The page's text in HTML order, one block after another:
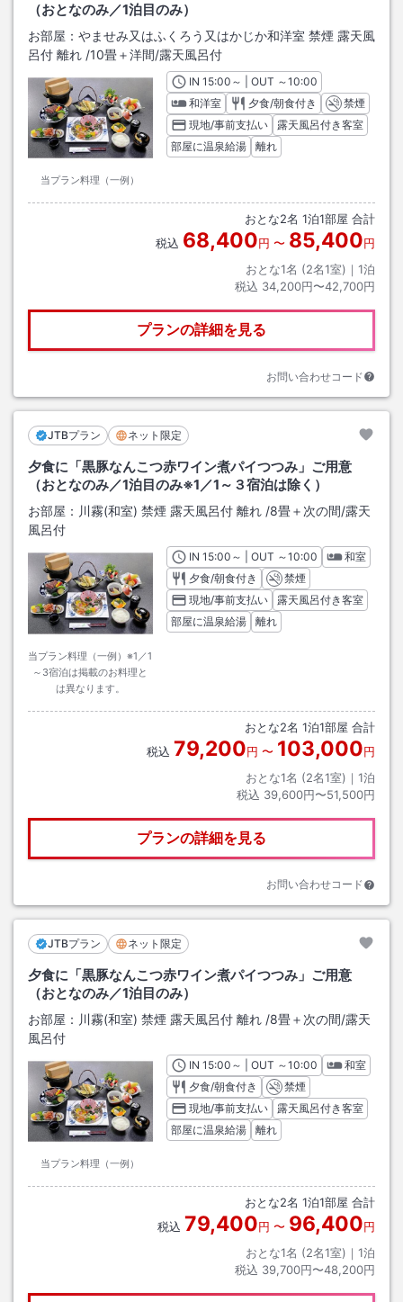
（おとなのみ／1泊目のみ）
お部屋： やませみ又はふくろう又はかじか和洋室 禁煙 露天風
呂付 離れ /10畳＋洋間/露天風呂付
当プラン料理（一例）
INチェックイン
15:00 ～ | OUT チェックアウト
～10:00
和洋室
夕食/朝食付き
禁煙
現地/事前支払い
露天風呂付き客室
部屋に温泉給湯
離れ
おとな2名 1泊1部屋 合計
税込 68,400円 〜 85,400円
おとな1名 (2名1室)｜ 1泊
税込 34,200円〜42,700円
プランの詳細を見る
お問い合わせコード
JTBプラン ネット限定
夕食に「黒豚なんこつ赤ワイン煮パイつつみ」ご用意
（おとなのみ／1泊目のみ※1／1～３宿泊は除く）
お部屋： 川霧(和室) 禁煙 露天風呂付 離れ /8畳＋次の間/露天
風呂付
当プラン料理（一例）※1／1
～3宿泊は掲載のお料理と
は異なります。
INチェックイン
15:00 ～ | OUT チェックアウト
～10:00
和室
夕食/朝食付き
禁煙
現地/事前支払い
露天風呂付き客室
部屋に温泉給湯
離れ
おとな2名 1泊1部屋 合計
税込 79,200円 〜 103,000円
おとな1名 (2名1室)｜ 1泊
税込 39,600円〜51,500円
プランの詳細を見る
お問い合わせコード
JTBプラン ネット限定
夕食に「黒豚なんこつ赤ワイン煮パイつつみ」ご用意
（おとなのみ／1泊目のみ）
お部屋： 川霧(和室) 禁煙 露天風呂付 離れ /8畳＋次の間/露天
風呂付
当プラン料理（一例）
INチェックイン
15:00 ～ | OUT チェックアウト
～10:00
和室
夕食/朝食付き
禁煙
現地/事前支払い
露天風呂付き客室
部屋に温泉給湯
離れ
おとな2名 1泊1部屋 合計
税込 79,400円 〜 96,400円
おとな1名 (2名1室)｜ 1泊
税込 39,700円〜48,200円